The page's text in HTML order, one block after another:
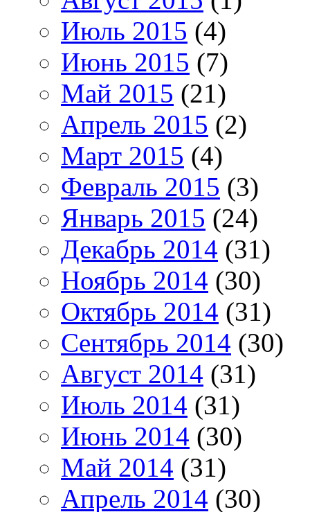
Июль 2015 (4)
Июнь 2015 (7)
Май 2015 (21)
Апрель 2015 (2)
Март 2015 (4)
Февраль 2015 (3)
Январь 2015 (24)
Декабрь 2014 (31)
Ноябрь 2014 (30)
Октябрь 2014 (31)
Сентябрь 2014 (30)
Август 2014 (31)
Июль 2014 (31)
Июнь 2014 (30)
Май 2014 (31)
Апрель 2014 (30)